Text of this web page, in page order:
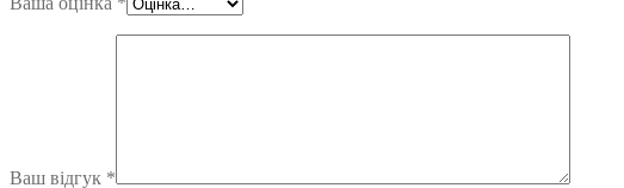
Ваш відгук *